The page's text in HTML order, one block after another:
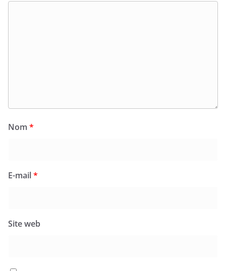
Nom *
E-mail*
Site web